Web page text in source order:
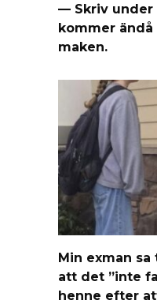
— Skriv under
kommer
maken.
Min exman
att det ”inte
henne efter